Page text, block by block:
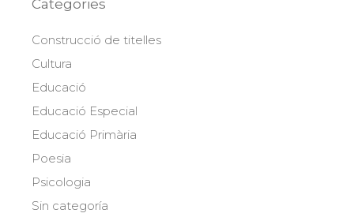
Categories
Construcció de titelles
Cultura
Educació
Educació Especial
Educació Primària
Poesia
Psicologia
Sin categoría